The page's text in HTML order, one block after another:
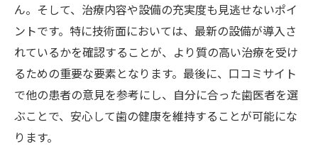
口コミを活用した歯医者選びの方法
患者体験談を確認するポイント
実際の体験を基にした選び方
インターネットを利用した情報収集のコツ
すきっ歯がもたらす影響と松戸市での効果的な
治療法
ん。そして、治療内容や設備の充実度も見逃せないポイ
ントです。特に技術面においては、最新の設備が導入さ
れているかを確認することが、より質の高い治療を受け
るための重要な要素となります。最後に、口コミサイト
で他の患者の意見を参考にし、自分に合った歯医者を選
ぶことで、安心して歯の健康を維持することが可能にな
ります。